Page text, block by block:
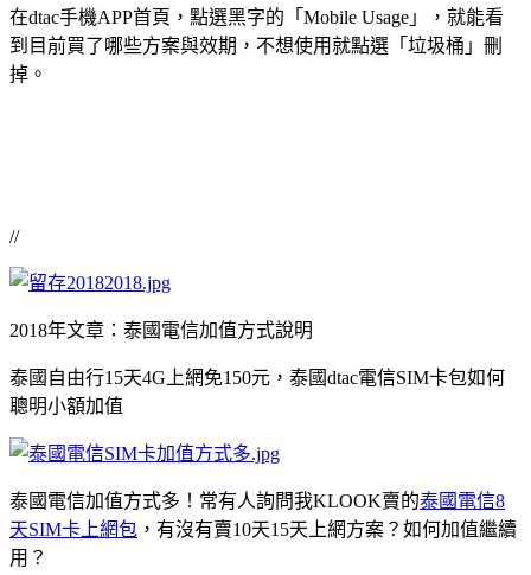
在dtac手機APP首頁，點選黑字的「Mobile Usage」，就能看
到目前買了哪些方案與效期，不想使用就點選「垃圾桶」刪
掉。
//
2018年文章：泰國電信加值方式說明
泰國自由行15天4G上網免150元，泰國dtac電信SIM卡包如何
聰明小額加值
泰國電信加值方式多！常有人詢問我KLOOK賣的泰國電信8
天SIM卡上網包 ，有沒有賣10天15天上網方案？如何加值繼續
用？